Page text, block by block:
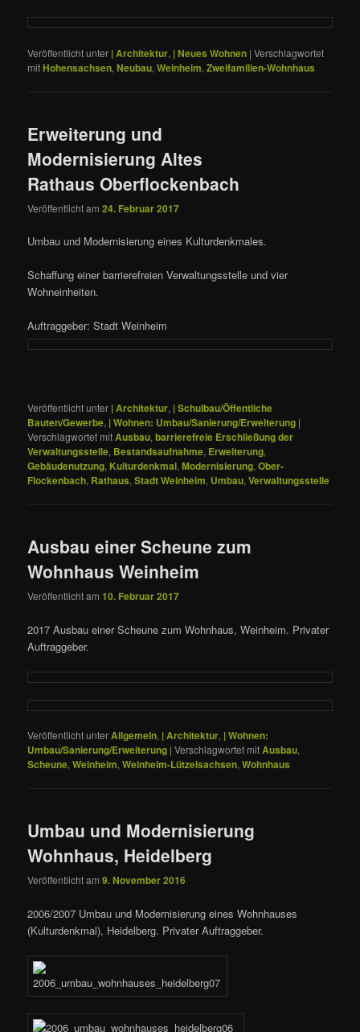
Veröffentlicht unter | Architektur, | Neues Wohnen |Verschlagwortet
mitHohensachsen,Neubau,Weinheim,Zweifamilien-Wohnhaus
Erweiterung und
Modernisierung Altes
Rathaus Oberflockenbach
Veröffentlicht am24. Februar 2017
Umbau und Modernisierung eines Kulturdenkmales.
Schaffung einer barrierefreien Verwaltungsstelle und vier
Wohneinheiten.
Auftraggeber: Stadt Weinheim
Veröffentlicht unter | Architektur, | Schulbau/Öffentliche
Bauten/Gewerbe, | Wohnen: Umbau/Sanierung/Erweiterung |
Verschlagwortet mitAusbau,barrierefreie Erschließung der
Verwaltungsstelle, Bestandsaufnahme, Erweiterung,
Gebäudenutzung, Kulturdenkmal,Modernisierung,Ober-
Flockenbach, Rathaus,Stadt Weinheim, Umbau,Verwaltungsstelle
Ausbau einer Scheune zum
Wohnhaus Weinheim
Veröffentlicht am10. Februar 2017
2017 Ausbau einer Scheune zum Wohnhaus, Weinheim. Privater
Auftraggeber.
Veröffentlicht unterAllgemein, | Architektur, | Wohnen:
Umbau/Sanierung/Erweiterung |Verschlagwortet mitAusbau,
Scheune,Weinheim,Weinheim-Lützelsachsen,Wohnhaus
Umbau und Modernisierung
Wohnhaus, Heidelberg
Veröffentlicht am9. November 2016
2006/2007 Umbau und Modernisierung eines Wohnhauses
(Kulturdenkmal), Heidelberg. Privater Auftraggeber.